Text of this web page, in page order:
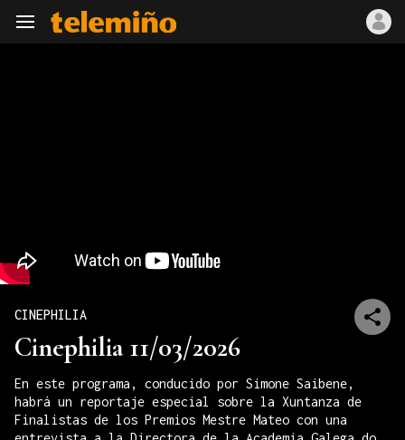
Navegación
CINEPHILIA
Cinephilia 11/03/2026
En este programa, conducido por Simone Saibene,
habrá un reportaje especial sobre la Xuntanza de
Finalistas de los Premios Mestre Mateo con una